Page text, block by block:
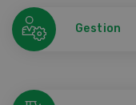
Gestion